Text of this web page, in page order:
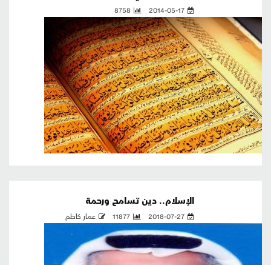
2014-05-17
8758
الإسلام.. دين تسامح ورحمة
2018-07-27
11877 عمار كاظم